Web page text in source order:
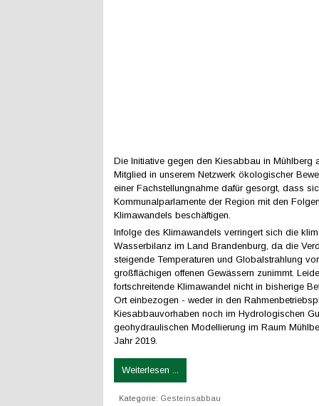
Die Initiative gegen den Kiesabbau in Mühlberg
Mitglied in unserem Netzwerk ökologischer
einer Fachstellungnahme dafür gesorgt, dass
Kommunalparlamente der Region mit den
Klimawandels beschäftigen.
Infolge des Klimawandels verringert sich die
Wasserbilanz im Land Brandenburg, da die
steigende Temperaturen und Globalstrahlung
großflächigen offenen Gewässern zunimmt.
fortschreitende Klimawandel nicht in bisherige
Ort einbezogen - weder in den
Kiesabbauvorhaben noch im Hydrologischen
geohydraulischen Modellierung im Raum
Jahr 2019.
Weiterlesen ...
Kategorie: Gesteinsabbau